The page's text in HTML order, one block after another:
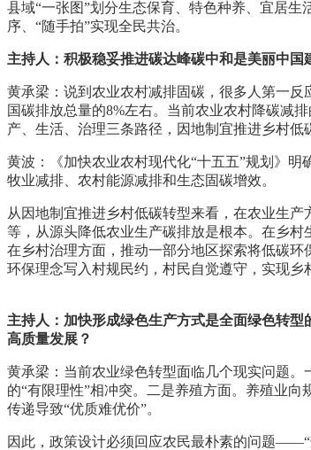
县域“一张图”划分生态保育、特色种养、宜居
序、“随手拍”实现全民共治。
主持人：积极稳妥推进碳达峰碳中和是美丽中
黄承梁：说到农业农村减排固碳，很多人第一
国碳排放总量的8%左右。当前农业农村降碳减
产、生活、治理三条路径，因地制宜推进乡村低
黄波：《加快农业农村现代化“十五五”规划》
牧业减排、农村能源减排和生态固碳增效。
从因地制宜推进乡村低碳转型来看，在农业生
等，从源头降低农业生产碳排放是根本。在乡
在乡村治理方面，推动一部分地区探索将低碳
环保理念写入村规民约，村民自觉遵守，实现乡
主持人：加快形成绿色生产方式是全面绿色转
高质量发展？
黄承梁：当前农业绿色转型面临几个现实问题
的“有限理性”相冲突。二是养殖方面。养殖业
传递导致“优质难优价”。
因此，政策设计必须回应农民最朴素的问题